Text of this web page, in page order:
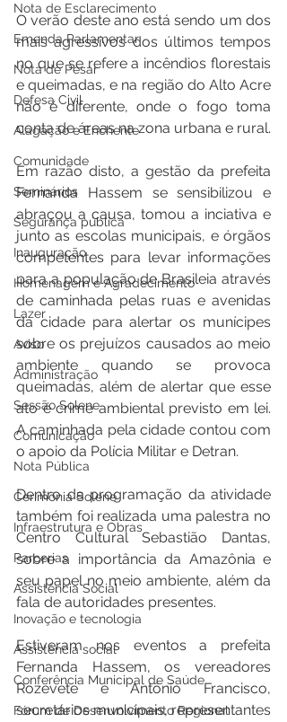
Nota de Esclarecimento
Emenda Parlamentar
Nota de Pesar
Defesa Civil
Alagação e Enchente
Comunidade
Seminários
Segurança pública
Inauguração
Homenagem e Agradecimento
Lazer
Aviso
Administração
Sessão Solene
Comunicação
Nota Pública
Cerimônia Solene
Infraestrutura e Obras
Parcerias
Assistência Social
Inovação e tecnologia
Assistência social
Conferência Municipal de Saúde
Fórum de Desenvolvimento Regional
O verão deste ano está sendo um dos
mais agressivos dos últimos tempos
no que se refere a incêndios florestais
e queimadas, e na região do Alto Acre
não é diferente, onde o fogo toma
Em razão disto, a gestão da prefeita
Fernanda Hassem se sensibilizou e
abraçou a causa, tomou a inciativa e
junto as escolas municipais, e órgãos
competentes para levar informações
para a população de Brasileia através
de caminhada pelas ruas e avenidas
da cidade para alertar os munícipes
sobre os prejuízos causados ao meio
ambiente quando se provoca
queimadas, além de alertar que esse
ato é crime ambiental previsto em lei.
A caminhada pela cidade contou com
o apoio da Polícia Militar e Detran.
Dentro da programação da atividade
também foi realizada uma palestra no
Centro Cultural Sebastião Dantas,
sobre a importância da Amazônia e
seu papel no meio ambiente, além da
fala de autoridades presentes.
Estiveram nos eventos a prefeita
Fernanda Hassem, os vereadores
Rozevete e Antônio Francisco,
secretários municipais, representantes